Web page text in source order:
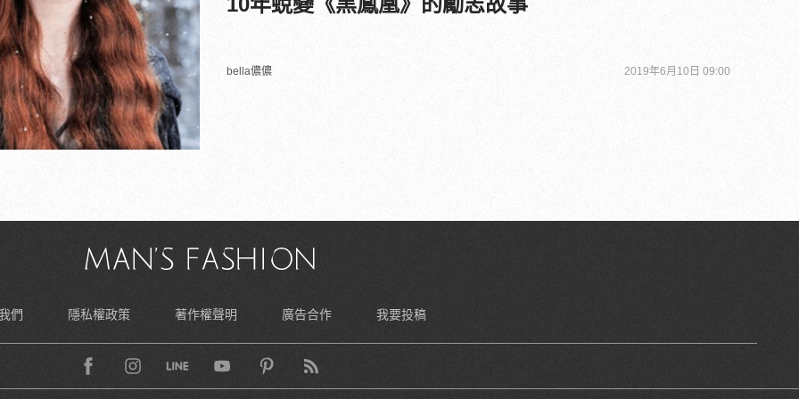
bella儂儂 2019年6月10日 09:00
們 隱私權政策 著作權聲明 廣告合作 我要投稿